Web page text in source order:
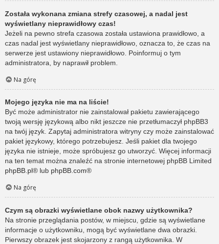
Została wykonana zmiana strefy czasowej, a nadal jest
wyświetlany nieprawidłowy czas!
Jeżeli na pewno strefa czasowa została ustawiona prawidłowo, a
czas nadal jest wyświetlany nieprawidłowo, oznacza to, że czas na
serwerze jest ustawiony nieprawidłowo. Poinformuj o tym
administratora, by naprawił problem.
Na górę
Mojego języka nie ma na liście!
Być może administrator nie zainstalował pakietu zawierającego
twoją wersję językową albo nikt jeszcze nie przetłumaczył phpBB3
na twój język. Zapytaj administratora witryny czy może zainstalować
pakiet językowy, którego potrzebujesz. Jeśli pakiet dla twojego
języka nie istnieje, może spróbujesz go utworzyć. Więcej informacji
na ten temat można znaleźć na stronie internetowej phpBB Limited
phpBB.pl® lub phpBB.com®
Na górę
Czym są obrazki wyświetlane obok nazwy użytkownika?
Na stronie przeglądania postów, w miejscu, gdzie są wyświetlane
informacje o użytkowniku, mogą być wyświetlane dwa obrazki.
Pierwszy obrazek jest skojarzony z rangą użytkownika. W